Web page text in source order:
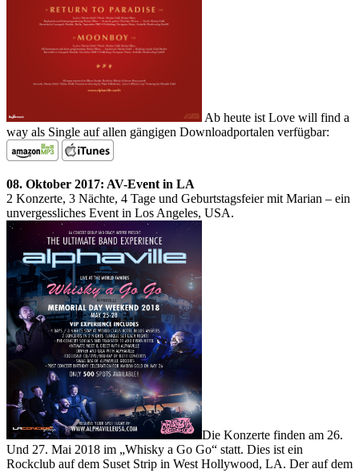
Ab heute ist Love will find a
way als Single auf allen gängigen Downloadportalen verfügbar:
08. Oktober 2017: AV-Event in LA
2 Konzerte, 3 Nächte, 4 Tage und Geburtstagsfeier mit Marian – ein
unvergessliches Event in Los Angeles, USA.
Die Konzerte finden am 26.
Und 27. Mai 2018 im „Whisky a Go Go“ statt. Dies ist ein
Rockclub auf dem Suset Strip in West Hollywood, LA. Der auf dem